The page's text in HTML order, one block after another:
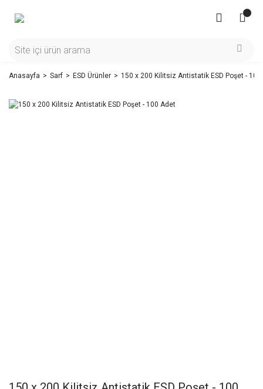
Anasayfa Sarf ESD Ürünler 150 x 200 Kilitsiz Antistatik ESD Poşet -